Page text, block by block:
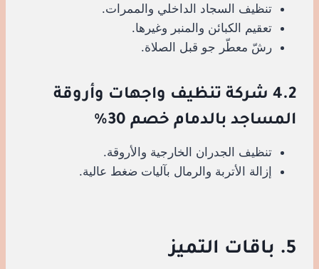
تنظيف السجاد الداخلي والممرات.
تعقيم الكبائن والمنبر وغيرها.
رشّ معطّر جو قبل الصلاة.
4.2 شركة تنظيف واجهات وأروقة
المساجد بالدمام خصم 30%
تنظيف الجدران الخارجية والأروقة.
إزالة الأتربة والرمال بآليات ضغط عالية.
5. باقات التميز